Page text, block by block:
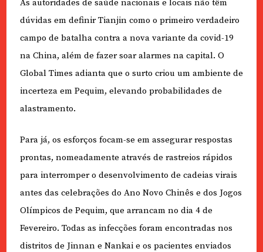
As autoridades de saúde nacionais e locais não têm
dúvidas em definir Tianjin como o primeiro verdadeiro
campo de batalha contra a nova variante da covid-19
na China, além de fazer soar alarmes na capital. O
Global Times adianta que o surto criou um ambiente de
incerteza em Pequim, elevando probabilidades de
alastramento.
Para já, os esforços focam-se em assegurar respostas
prontas, nomeadamente através de rastreios rápidos
para interromper o desenvolvimento de cadeias virais
antes das celebrações do Ano Novo Chinês e dos Jogos
Olímpicos de Pequim, que arrancam no dia 4 de
Fevereiro. Todas as infecções foram encontradas nos
distritos de Jinnan e Nankai e os pacientes enviados